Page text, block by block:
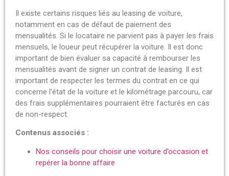
Il existe certains risques liés au leasing de voiture,
notamment en cas de défaut de paiement des
mensualités. Si le locataire ne parvient pas à payer les frais
mensuels, le loueur peut récupérer la voiture. Il est donc
important de bien évaluer sa capacité à rembourser les
mensualités avant de signer un contrat de leasing. Il est
important de respecter les termes du contrat en ce qui
concerne l’état de la voiture et le kilométrage parcouru, car
des frais supplémentaires pourraient être facturés en cas
de non-respect.
Contenus associés :
Nos conseils pour choisir une voiture d’occasion et
repérer la bonne affaire